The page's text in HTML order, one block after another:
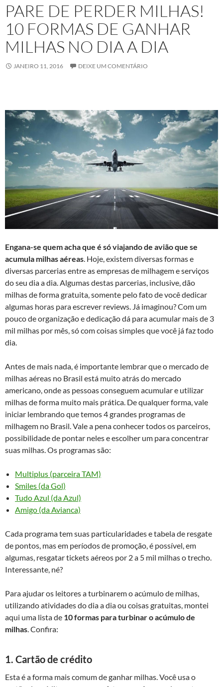
PARE DE PERDER MILHAS!
10 FORMAS DE GANHAR
MILHAS NO DIA A DIA
JANEIRO 11, 2016 DEIXE UM COMENTÁRIO
Engana-se quem acha que é só viajando de avião que se
acumula milhas aéreas. Hoje, existem diversas formas e
diversas parcerias entre as empresas de milhagem e serviços
do seu dia a dia. Algumas destas parcerias, inclusive, dão
milhas de forma gratuita, somente pelo fato de você dedicar
algumas horas para escrever reviews. Já imaginou? Com um
pouco de organização e dedicação dá para acumular mais de 3
mil milhas por mês, só com coisas simples que você já faz todo
dia.
Antes de mais nada, é importante lembrar que o mercado de
milhas aéreas no Brasil está muito atrás do mercado
americano, onde as pessoas conseguem acumular e utilizar
milhas de forma muito mais prática. De qualquer forma, vale
iniciar lembrando que temos 4 grandes programas de
milhagem no Brasil. Vale a pena conhecer todos os parceiros,
possibilidade de pontar neles e escolher um para concentrar
suas milhas. Os programas são:
Multiplus (parceira TAM)
Smiles (da Gol)
Tudo Azul (da Azul)
Amigo (da Avianca)
Cada programa tem suas particularidades e tabela de resgate
de pontos, mas em períodos de promoção, é possível, em
algumas, resgatar tickets aéreos por 2 a 5 mil milhas o trecho.
Interessante, né?
Para ajudar os leitores a turbinarem o acúmulo de milhas,
utilizando atividades do dia a dia ou coisas gratuitas, montei
aqui uma lista de 10 formas para turbinar o acúmulo de
milhas. Confira:
1. Cartão de crédito
Esta é a forma mais comum de ganhar milhas. Você usa o